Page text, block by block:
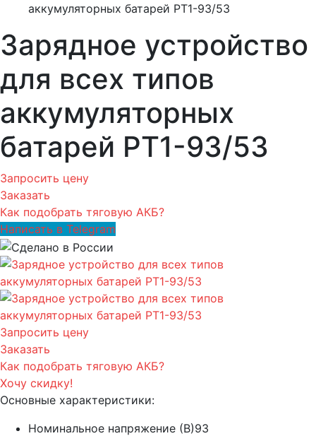
аккумуляторных батарей PT1-93/53
Зарядное устройство
для всех типов
аккумуляторных
батарей PT1-93/53
Запросить цену
Заказать
Как подобрать тяговую АКБ?
Написать в Telegram
Запросить цену
Заказать
Как подобрать тяговую АКБ?
Хочу скидку!
Основные характеристики:
Номинальное напряжение (В)93